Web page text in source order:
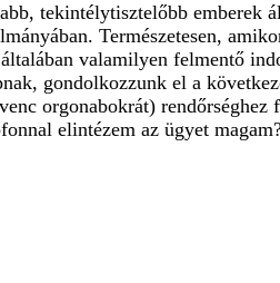
tekintélytisztelőbb emberek
Természetesen,
valamilyen felmentő
gondolkozzunk el a
orgonabokrát) rendőrséghez
elintézem az ügyet